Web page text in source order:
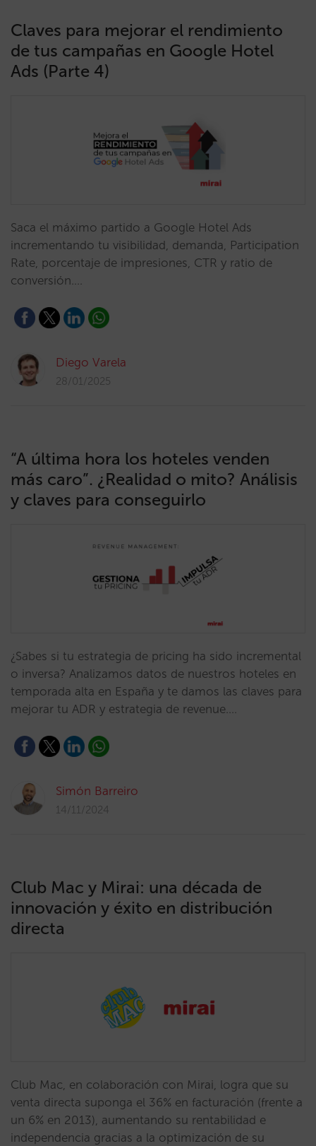
Claves para mejorar el rendimiento
de tus campañas en Google Hotel
Ads (Parte 4)
Saca el máximo partido a Google Hotel Ads
incrementando tu visibilidad, demanda, Participation
Rate, porcentaje de impresiones, CTR y ratio de
conversión.…
Diego Varela
28/01/2025
“A última hora los hoteles venden
más caro”. ¿Realidad o mito? Análisis
y claves para conseguirlo
¿Sabes si tu estrategia de pricing ha sido incremental
o inversa? Analizamos datos de nuestros hoteles en
temporada alta en España y te damos las claves para
mejorar tu ADR y estrategia de revenue.…
Simón Barreiro
14/11/2024
Club Mac y Mirai: una década de
innovación y éxito en distribución
directa
Club Mac, en colaboración con Mirai, logra que su
venta directa suponga el 36% en facturación (frente a
un 6% en 2013), aumentando su rentabilidad e
independencia gracias a la optimización de su